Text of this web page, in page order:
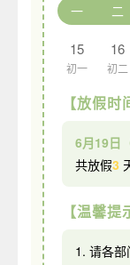
一 二
15
初一
16
初二
【放假时
6月19日
共放假3
【温馨提
1. 请各